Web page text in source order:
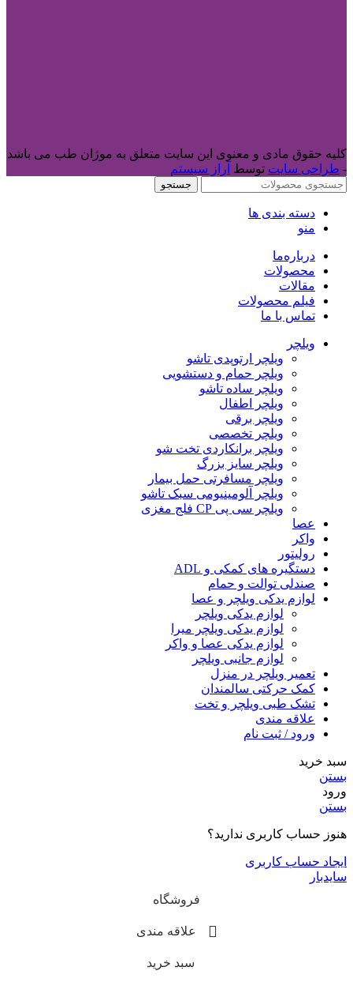
کلیه حقوق مادی و معنوی این سایت متعلق به موژان طب می باشد
- طراحی سایت توسط آراز سیستم
جستجو
دسته بندی ها
منو
درباره‌ما
محصولات
مقالات
فیلم محصولات
تماس با ما
ویلچر
ویلچر ارتوپدی تاشو
ویلچر حمام و دستشویی
ویلچر ساده تاشو
ویلچر اطفال
ویلچر برقی
ویلچر تخصصی
ویلچر برانکاردی تخت شو
ویلچر سایز بزرگ
ویلچر مسافرتی حمل بیمار
ویلچر آلومینیومی سبک تاشو
ویلچر سی پی CP فلج مغزی
عصا
واکر
رولیتور
دستگیره های کمکی و ADL
صندلی توالت و حمام
لوازم یدکی ویلچر و عصا
لوازم یدکی ویلچر
لوازم یدکی ویلچر میرا
لوازم یدکی عصا و واکر
لوازم جانبی ویلچر
تعمیر ویلچر در منزل
کمک حرکتی سالمندان
تشک طبی ویلچر و تخت
علاقه مندی
ورود / ثبت نام
سبد خرید
بستن
ورود
بستن
هنوز حساب کاربری ندارید؟
ایجاد حساب کاربری
سایدبار
فروشگاه
علاقه مندی
سبد خرید